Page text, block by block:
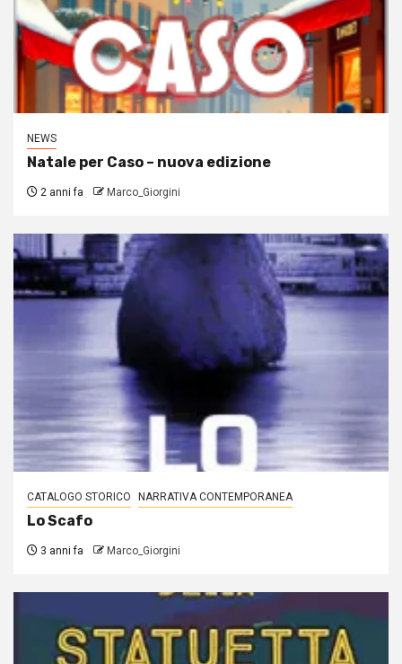
NEWS
Natale per Caso – nuova edizione
2 anni fa Marco_Giorgini
CATALOGO STORICO NARRATIVA CONTEMPORANEA
Lo Scafo
3 anni fa Marco_Giorgini